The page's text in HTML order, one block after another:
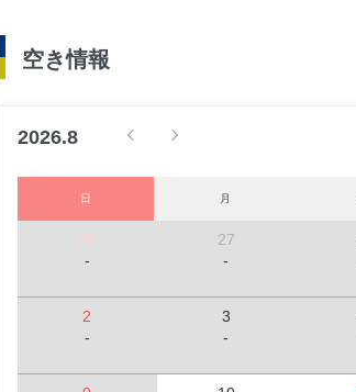
空き情報
2026.8
日 月
26
-
27
-
2
-
3
-